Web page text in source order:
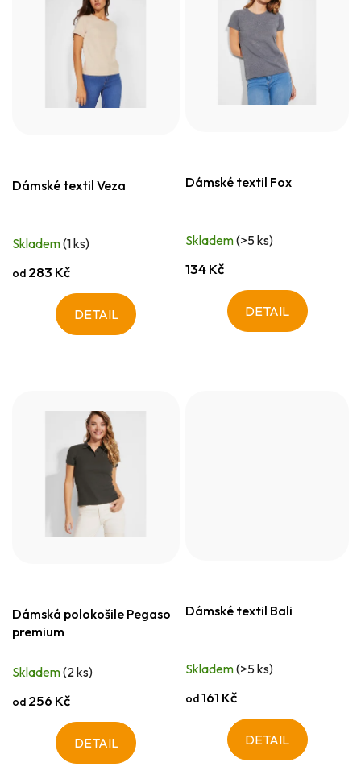
Dámské textil Veza
Skladem(1 ks)
od 283 Kč
DETAIL
Dámské textil Fox
Skladem(>5 ks)
134 Kč
DETAIL
Dámská polokošile Pegaso
premium
Skladem(2 ks)
od 256 Kč
DETAIL
Dámské textil Bali
Skladem(>5 ks)
od161 Kč
DETAIL